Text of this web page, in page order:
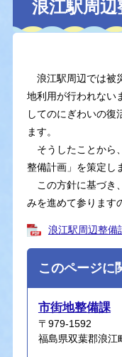
浪江駅周
浪江駅周辺では被
地利用が行われない
してのにぎわいの復
ます。
そうしたことから
整備計画」を策定し
この方針に基づき
みを進めて参ります
浪江駅周辺整備
このページに
市街地整備課
〒979-1592
福島県双葉郡浪江